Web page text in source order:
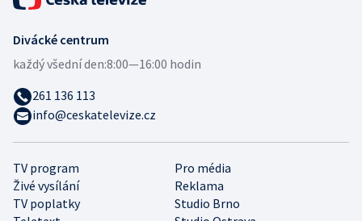
TV program
Pro média
Živé vysílání
Reklama
TV poplatky
Studio Brno
Divácké centrum
každý všední den:8:00—16:00 hodin
261 136 113
info@ceskatelevize.cz